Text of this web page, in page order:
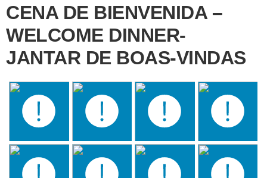
CENA DE BIENVENIDA –
WELCOME DINNER-
JANTAR DE BOAS-VINDAS